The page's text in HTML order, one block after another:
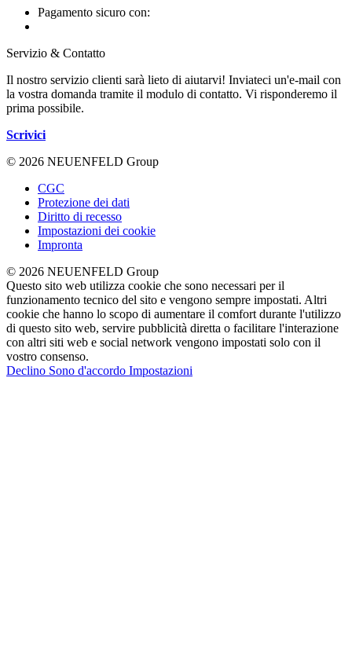
Pagamento sicuro con:
Servizio & Contatto
Il nostro servizio clienti sarà lieto di aiutarvi! Inviateci un'e-mail con
la vostra domanda tramite il modulo di contatto. Vi risponderemo il
prima possibile.
Scrivici
© 2026 NEUENFELD Group
CGC
Protezione dei dati
Diritto di recesso
Impostazioni dei cookie
Impronta
© 2026 NEUENFELD Group
Questo sito web utilizza cookie che sono necessari per il
funzionamento tecnico del sito e vengono sempre impostati. Altri
cookie che hanno lo scopo di aumentare il comfort durante l'utilizzo
di questo sito web, servire pubblicità diretta o facilitare l'interazione
con altri siti web e social network vengono impostati solo con il
vostro consenso.
Declino Sono d'accordo Impostazioni